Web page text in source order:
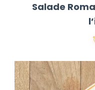
Salade